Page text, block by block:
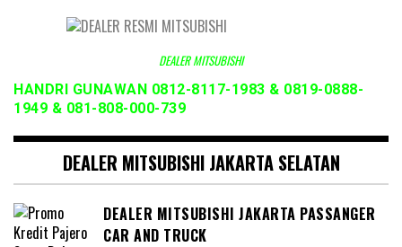
DEALER MITSUBISHI
HANDRI GUNAWAN 0812-8117-1983 & 0819-0888-
1949 & 081-808-000-739
DEALER MITSUBISHI JAKARTA SELATAN
DEALER MITSUBISHI JAKARTA PASSANGER
CAR AND TRUCK